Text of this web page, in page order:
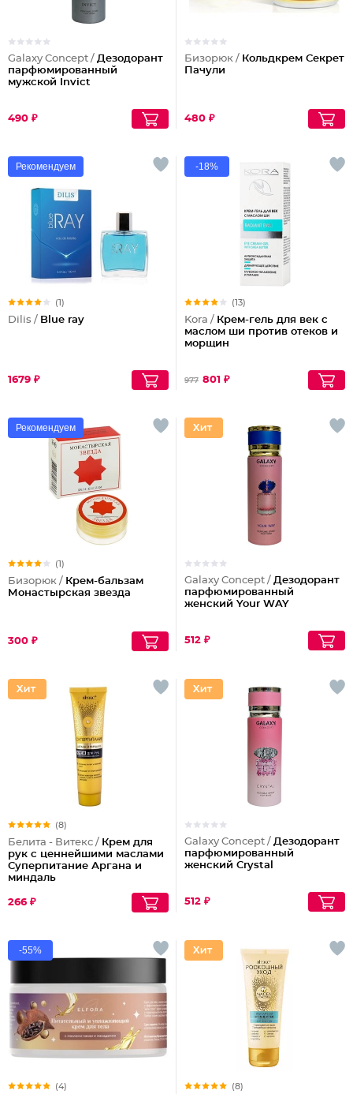
Galaxy Concept / Дезодорант
парфюмированный
мужской Invict
490 ₽
Бизорюк / Кольдкрем Секрет
Пачули
480 ₽
Рекомендуем
(1)
Dilis / Blue ray
1679 ₽
-18%
(13)
Kora / Крем-гель для век с
маслом ши против отеков и
морщин
977 801 ₽
Рекомендуем
(1)
Бизорюк / Крем-бальзам
Монастырская звезда
300 ₽
Galaxy Concept / Дезодорант
парфюмированный
женский Your WAY
512 ₽
(8)
Белита - Витекс / Крем для
рук с ценнейшими маслами
Суперпитание Аргана и
миндаль
266 ₽
Galaxy Concept / Дезодорант
парфюмированный
женский Crystal
512 ₽
-55%
(4) (8)